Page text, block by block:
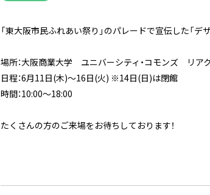
「東大阪市民ふれあい祭り」のパレードで宣伝した「デ
場所：大阪商業大学 ユニバーシティ・コモンズ リア
日程：6月11日(木)～16日(火) ※14日(日)は閉館
時間：10:00～18:00
たくさんの方のご来場をお待ちしております！